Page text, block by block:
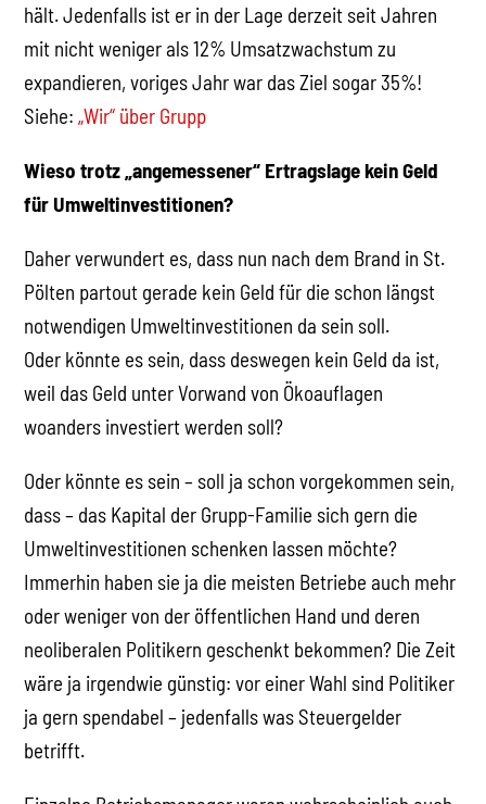
hält. Jedenfalls ist er in der Lage derzeit seit Jahren
mit nicht weniger als 12% Umsatzwachstum zu
expandieren, voriges Jahr war das Ziel sogar 35%!
Siehe:„Wir“ über Grupp
Wieso trotz „angemessener“ Ertragslage kein Geld
für Umweltinvestitionen?
Daher verwundert es, dass nun nach dem Brand in St.
Pölten partout gerade kein Geld für die schon längst
notwendigen Umweltinvestitionen da sein soll.
Oder könnte es sein, dass deswegen kein Geld da ist,
weil das Geld unter Vorwand von Ökoauflagen
woanders investiert werden soll?
Oder könnte es sein – soll ja schon vorgekommen sein,
dass – das Kapital der Grupp-Familie sich gern die
Umweltinvestitionen schenken lassen möchte?
Immerhin haben sie ja die meisten Betriebe auch mehr
oder weniger von der öffentlichen Hand und deren
neoliberalen Politikern geschenkt bekommen? Die Zeit
wäre ja irgendwie günstig: vor einer Wahl sind Politiker
ja gern spendabel – jedenfalls was Steuergelder
betrifft.